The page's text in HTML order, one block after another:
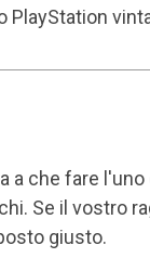
PlayStation
che fare
Se il vostro
giusto.